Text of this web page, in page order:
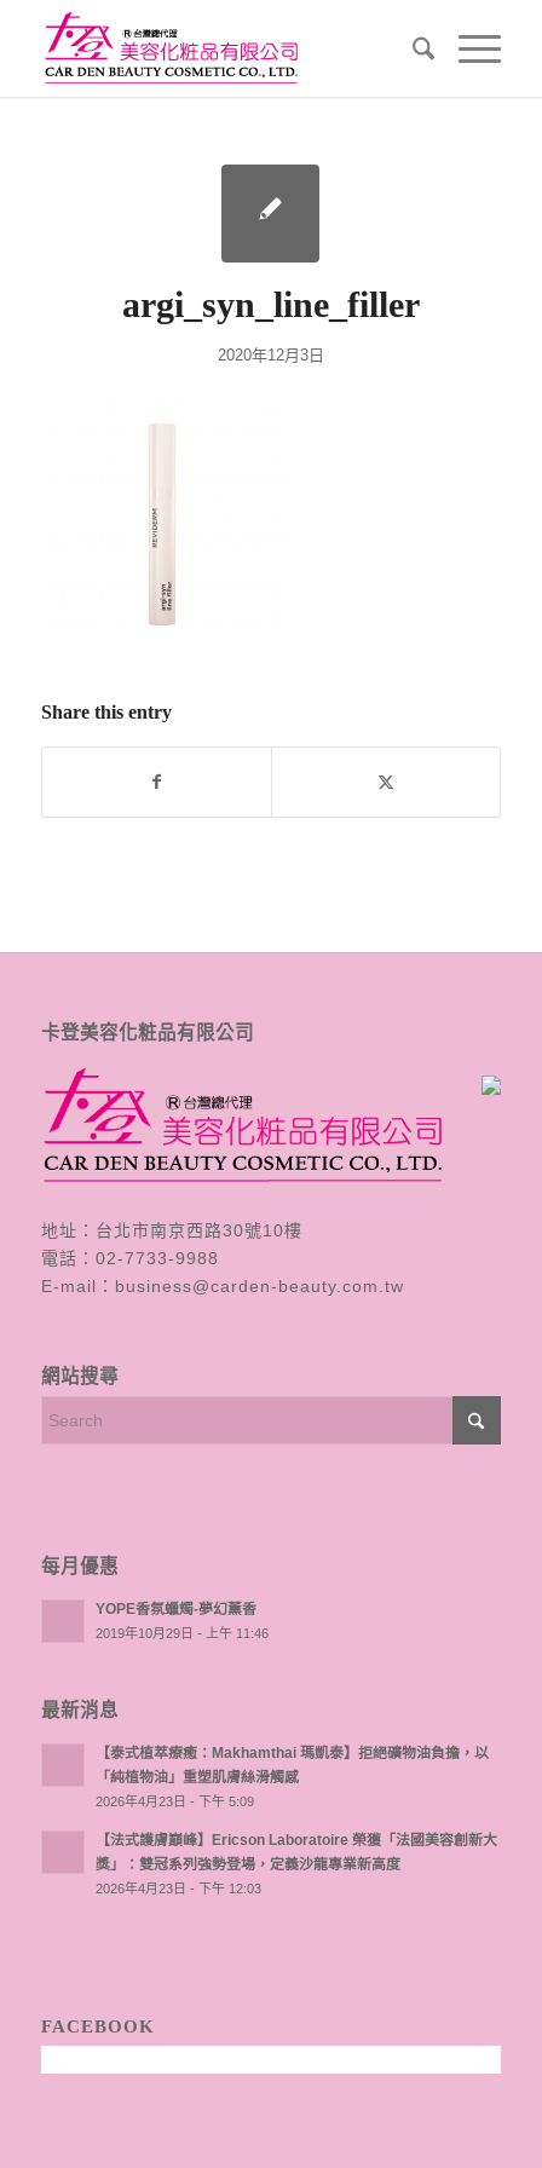
argi_syn_line_filler
2020年12月3日
Share this entry
卡登美容化粧品有限公司
地址：台北市南京西路30號10樓
電話： 02-7733-9988
E-mail： business@carden-beauty.com.tw
網站搜尋
每月優惠
YOPE香氛蠟燭-夢幻薰香
2019年10月29日 - 上午 11:46
最新消息
【泰式植萃療癒：Makhamthai 瑪凱泰】拒絕礦物油負擔，以
「純植物油」重塑肌膚絲滑觸感
2026年4月23日 - 下午 5:09
【法式護膚巔峰】Ericson Laboratoire 榮獲「法國美容創新大
獎」：雙冠系列強勢登場，定義沙龍專業新高度
2026年4月23日 - 下午 12:03
FACEBOOK